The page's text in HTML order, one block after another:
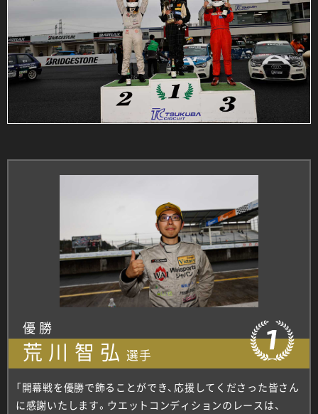
優勝
荒川智弘 選手
「開幕戦を優勝で飾ることができ、応援してくださった皆さん
に感謝いたします。ウエットコンディションのレースは、